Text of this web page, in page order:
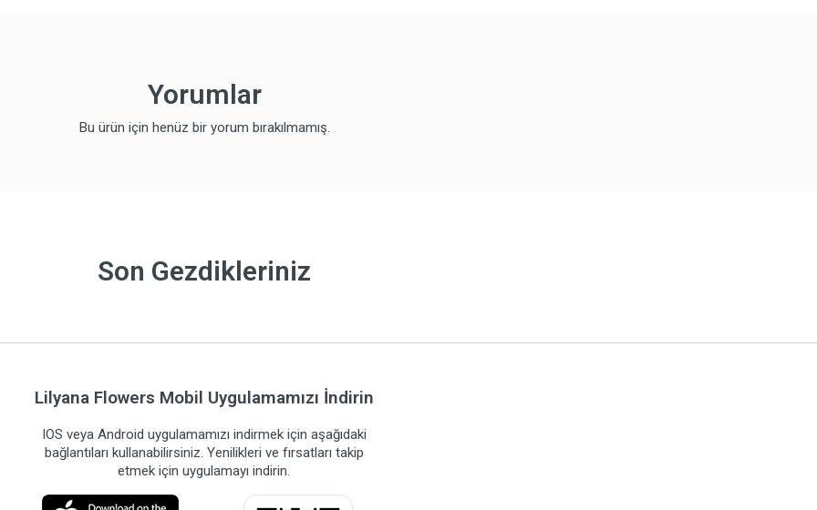
Yorumlar
Bu ürün için henüz bir yorum bırakılmamış.
Son Gezdikleriniz
Lilyana Flowers Mobil Uygulamamızı İndirin
IOS veya Android uygulamamızı indirmek için aşağıdaki
bağlantıları kullanabilirsiniz. Yenilikleri ve fırsatları takip
etmek için uygulamayı indirin.